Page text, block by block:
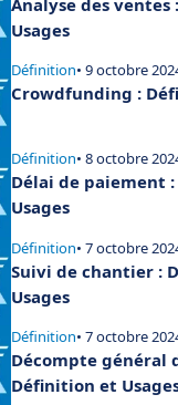
Usages
Définition• 9 octobre
Crowdfunding :
Définition• 8 octobre
Délai de paiement
Usages
Définition• 7 octobre
Suivi de chantier :
Usages
Définition• 7 octobre
Décompte général
Définition et